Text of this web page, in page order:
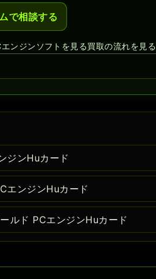
で相談する
ンジンソフトを見る買取の流れを見る
ジンHuカード
エンジンHuカード
ルド PCエンジンHuカード